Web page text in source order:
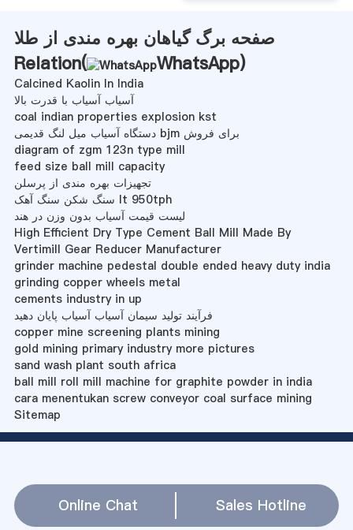
صفحه برگ گیاهان بهره مندی از طلا
Relation(
WhatsApp)
Calcined Kaolin In India
آسیاب آسیاب با قدرت بالا
coal indian properties explosion kst
دستگاه آسیاب میل لنگ قدیمی bjm برای فروش
diagram of zgm 123n type mill
feed size ball mill capacity
تجهیزات بهره مندی از پرسلن
سنگ شکن سنگ آهک lt 950tph
لیست قیمت آسیاب بدون وزن در هند
High Efficient Dry Type Cement Ball Mill Made By
Vertimill Gear Reducer Manufacturer
grinder machine pedestal double ended heavy duty india
grinding copper wheels metal
cements industry in up
فرآیند تولید سیمان آسیاب آسیاب پایان دهید
copper mine screening plants mining
gold mining primary industry more pictures
sand wash plant south africa
ball mill roll mill machine for graphite powder in india
cara menentukan screw conveyor coal surface mining
Sitemap
Online Chat Sales Hotline